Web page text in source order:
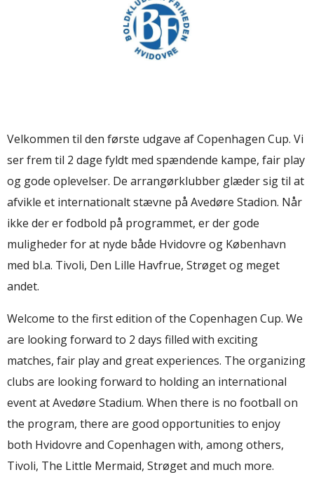
Velkommen til den første udgave af Copenhagen Cup. Vi
ser frem til 2 dage fyldt med spændende kampe, fair play
og gode oplevelser. De arrangørklubber glæder sig til at
afvikle et internationalt stævne på Avedøre Stadion. Når
ikke der er fodbold på programmet, er der gode
muligheder for at nyde både Hvidovre og København
med bl.a. Tivoli, Den Lille Havfrue, Strøget og meget
andet.
Welcome to the first edition of the Copenhagen Cup. We
are looking forward to 2 days filled with exciting
matches, fair play and great experiences. The organizing
clubs are looking forward to holding an international
event at Avedøre Stadium. When there is no football on
the program, there are good opportunities to enjoy
both Hvidovre and Copenhagen with, among others,
Tivoli, The Little Mermaid, Strøget and much more.